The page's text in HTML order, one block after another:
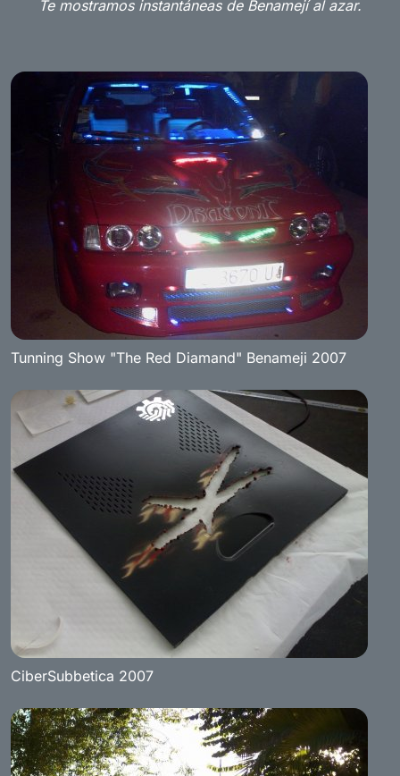
Te mostramos instantáneas de Benamejí al azar.
Tunning Show "The Red Diamand" Benameji 2007
CiberSubbetica 2007